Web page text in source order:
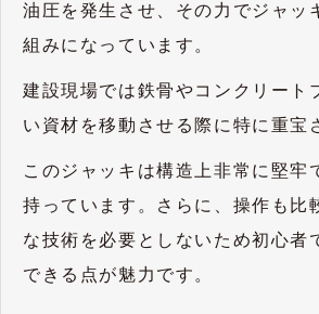
油圧を発生させ、その力でジャッ
組みになっています。
建設現場では鉄骨やコンクリート
い資材を移動させる際に特に重宝
このジャッキは構造上非常に堅牢
持っています。さらに、操作も比
な技術を必要としないため初心者
できる点が魅力です。